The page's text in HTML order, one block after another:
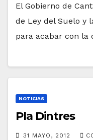
El Gobierno de
de Ley del Suelo y
para acabar con la
NOTICIAS
Pla Dintres
31 MAYO, 2012